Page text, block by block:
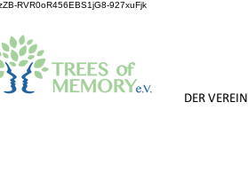
RVR0oR456EBS1jG8-927xuFjk
DER VEREIN